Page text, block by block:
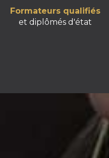
Formateurs qualifiés
et diplômés d'état